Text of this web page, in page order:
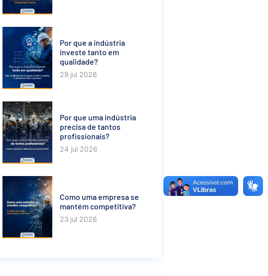
Por que a indústria
investe tanto em
qualidade?
29 jul 2026
Por que uma indústria
precisa de tantos
profissionais?
24 jul 2026
Como uma empresa se
mantém competitiva?
23 jul 2026